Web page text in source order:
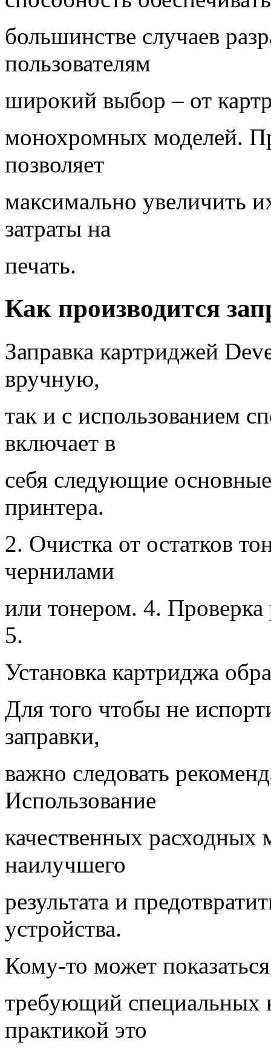
большинстве случаев
пользователям
широкий выбор – от
монохромных моделей.
позволяет
максимально увеличить
затраты на
печать.
Как производится
Заправка картриджей
вручную,
так и с использованием
включает в
себя следующие
принтера.
2. Очистка от остатков
чернилами
или тонером. 4. Проверка
5.
Установка картриджа
Для того чтобы не
заправки,
важно следовать
Использование
качественных расходных
наилучшего
результата и
устройства.
Кому-то может
требующий специальных
практикой это